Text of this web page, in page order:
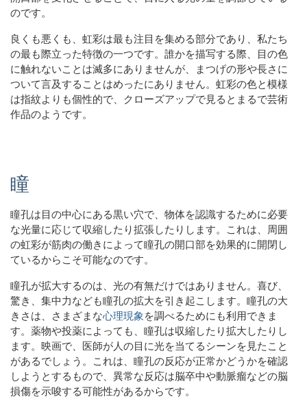
のです。
良くも悪くも、虹彩は最も注目を集める部分であり、私たち
の最も際立った特徴の一つです。誰かを描写する際、目の色
に触れないことは滅多にありませんが、まつげの形や長さに
ついて言及することはめったにありません。虹彩の色と模様
は指紋よりも個性的で、クローズアップで見るとまるで芸術
作品のようです。
瞳
瞳孔は目の中心にある黒い穴で、物体を認識するために必要
な光量に応じて収縮したり拡張したりします。これは、周囲
の虹彩が筋肉の働きによって瞳孔の開口部を効果的に開閉し
ているからこそ可能なのです。
瞳孔が拡大するのは、光の有無だけではありません。喜び、
驚き、集中力なども瞳孔の拡大を引き起こします。瞳孔の大
きさは、さまざまな心理現象を調べるためにも利用できま
す。薬物や投薬によっても、瞳孔は収縮したり拡大したりし
ます。映画で、医師が人の目に光を当てるシーンを見たこと
があるでしょう。これは、瞳孔の反応が正常かどうかを確認
しようとするもので、異常な反応は脳卒中や動脈瘤などの脳
損傷を示唆する可能性があるからです。